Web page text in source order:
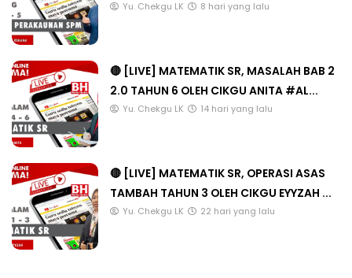
Yu. Chekgu LK 8 hari yang lalu
🔴 [LIVE] MATEMATIK SR, MASALAH BAB 2
2.0 TAHUN 6 OLEH CIKGU ANITA #AL...
Yu. Chekgu LK 14 hari yang lalu
🔴 [LIVE] MATEMATIK SR, OPERASI ASAS
TAMBAH TAHUN 3 OLEH CIKGU EYYZAH ...
Yu. Chekgu LK 22 hari yang lalu